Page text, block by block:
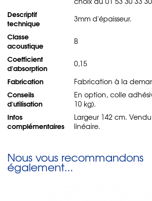
Descriptif
technique
3mm d'épaisseur.
Classe
acoustique
B
Coefficient
d'absorption
0,15
Fabrication Fabrication à la
Conseils
d'utilisation
En option, colle
10 kg).
Infos
complémentaires
Largeur 142 cm.
linéaire.
Nous vous recommandons
également...